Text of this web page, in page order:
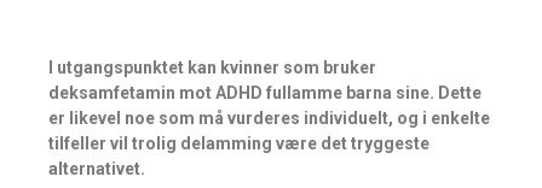
I utgangspunktet kan kvinner som bruker
deksamfetamin mot ADHD fullamme barna sine. Dette
er likevel noe som må vurderes individuelt, og i enkelte
tilfeller vil trolig delamming være det tryggeste
alternativet.